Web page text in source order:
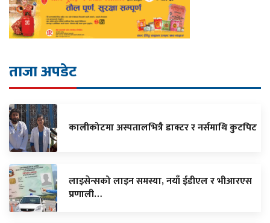
ताजा अपडेट
कालीकोटमा अस्पतालभित्रै डाक्टर र नर्समाथि कुटपिट
लाइसेन्सको लाइन समस्या, नयाँ ईडीएल र भीआरएस
प्रणाली…